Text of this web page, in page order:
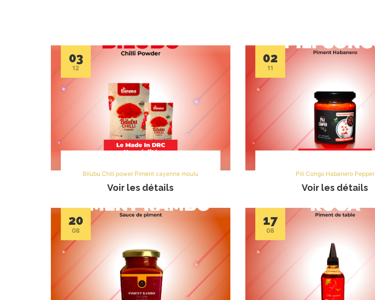
Bilubu Chili power Piment cayenne moulu
Voir les détails
03
12
Pili Congo Habanero Pepper
Voir les détails
02
11
20
08
17
08